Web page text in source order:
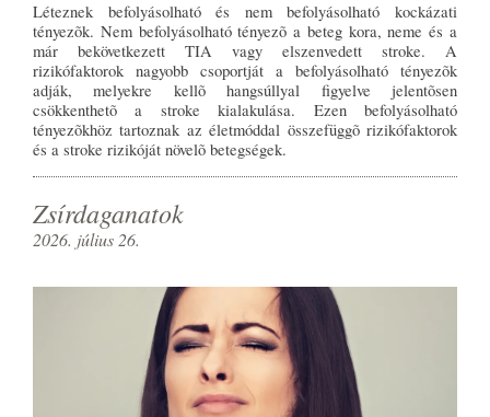
Léteznek befolyásolható és nem befolyásolható kockázati
tényezõk. Nem befolyásolható tényezõ a beteg kora, neme és a
már bekövetkezett TIA vagy elszenvedett stroke. A
rizikófaktorok nagyobb csoportját a befolyásolható tényezõk
adják, melyekre kellõ hangsúllyal figyelve jelentõsen
csökkenthetõ a stroke kialakulása. Ezen befolyásolható
tényezõkhöz tartoznak az életmóddal összefüggõ rizikófaktorok
és a stroke rizikóját növelõ betegségek.
Zsírdaganatok
2026. július 26.